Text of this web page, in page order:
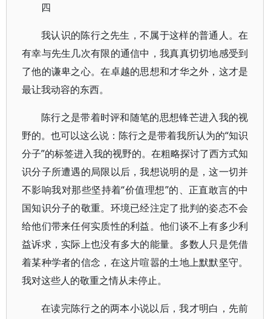
四
我认识的陈行之先生，不属于这样的普通人。在
有幸与先生几次有限的通信中，我真真切切地感受到
了他的谦卑之心。在卓越的思想和才华之外，这才是
最让我动容的东西。
陈行之是带着时评和随笔的思想锋芒进入我的视
野的。也可以这么说：陈行之是带着我所认为的“知识
分子”的标签进入我的视野的。在粗略探讨了西方式知
识分子所遭遇的局限以后，我想说明的是，这一切并
不影响我对那些坚持着“价值理想”的、正直敢言的中
国知识分子的敬重。环境已经注定了批判的姿态不会
给他们带来任何实质性的利益。他们谈不上有多少利
益诉求，实际上也没有多大的能量。多数人只是凭借
着某种学者的信念，在这片喧嚣的土地上默默坚守。
我对这些人的敬重之情从未停止。
在读完陈行之的两本小说以后，我才明白，先前